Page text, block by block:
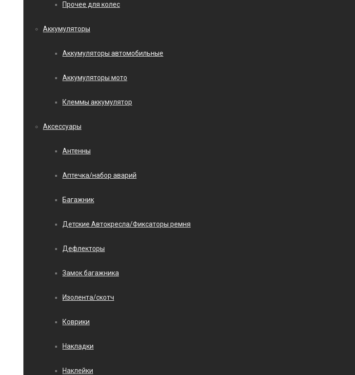
Прочее для колес
Аккумуляторы
Аккумуляторы автомобильные
Аккумуляторы мото
Клеммы аккумулятор
Аксессуары
Антенны
Аптечка/набор аварий
Багажник
Детские Автокресла/Фиксаторы ремня
Дефлекторы
Замок багажника
Изолента/скотч
Коврики
Накладки
Наклейки